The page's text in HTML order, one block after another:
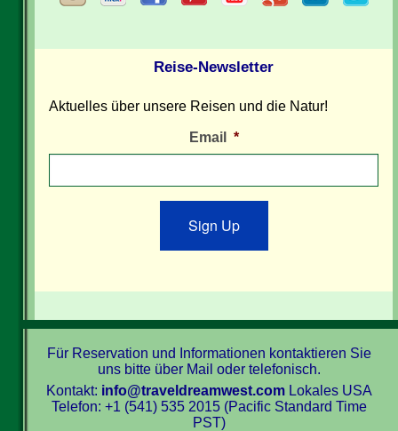
Reise-Newsletter
Aktuelles über unsere Reisen und die Natur!
Email *
Sign Up
Für Reservation und Informationen kontaktieren Sie
uns bitte über Mail oder telefonisch.
Kontakt: info@traveldreamwest.comLokales USA
Telefon: +1 (541) 535 2015 (Pacific Standard Time
PST)